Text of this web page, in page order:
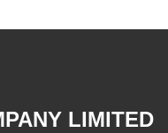
LIMITED